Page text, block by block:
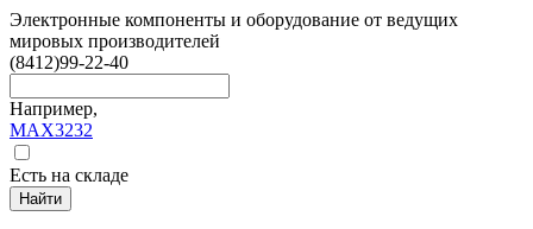
Электронные компоненты и оборудование от ведущих
мировых производителей
(8412)99-22-40
Например,
MAX3232
Есть на складе
Найти